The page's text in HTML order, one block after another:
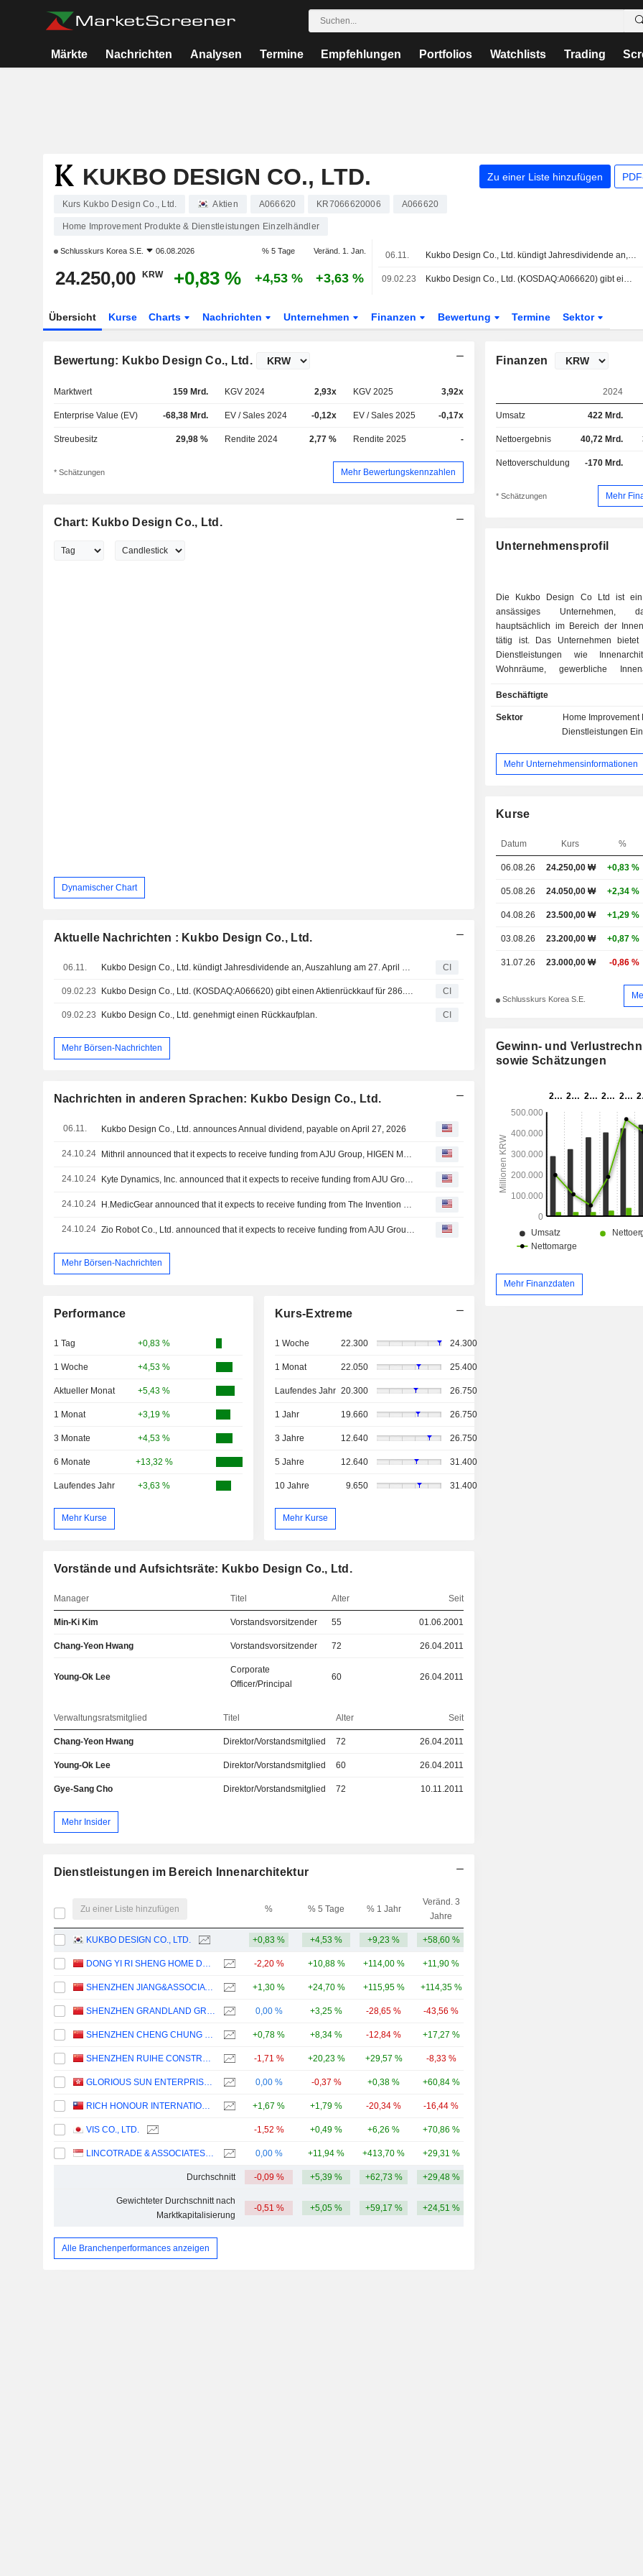
Märkte Nachrichten Analysen Termine Empfehlungen Portfolios Watchlists Trading
KUKBO DESIGN CO., LTD. Zu einer Liste hinzufügen
Kurs Kukbo Design Co., Ltd. Aktien A066620 KR7066620006 A066620
Home Improvement Produkte & Dienstleistungen Einzelhändler
Schlusskurs Korea S.E. 06.08.2026 % 5 Tage Veränd. 1. Jan.
24.250,00 KRW +0,83 % +4,53 % +3,63 %
06.11. Kukbo Design Co., Ltd. kündigt Jahresdividende an, Auszahlung am 27. April 2026
09.02.23 Kukbo Design Co., Ltd. (KOSDAQ:A066620) gibt einen Aktienrückkauf für 286.205 Aktien bekannt.
Übersicht Kurse Charts Nachrichten Unternehmen Finanzen Bewertung Termine Sektor
Bewertung: Kukbo Design Co., Ltd.
Marktwert 159 Mrd. KGV 2024 2,93x KGV 2025 3,92x
Enterprise Value (EV) -68,38 Mrd. EV / Sales 2024 -0,12x EV / Sales 2025 -0,17x
Streubesitz 29,98 % Rendite 2024 2,77 % Rendite 2025 -
* Schätzungen Mehr Bewertungskennzahlen
Chart: Kukbo Design Co., Ltd.
Dynamischer Chart
Aktuelle Nachrichten : Kukbo Design Co., Ltd.
06.11. Kukbo Design Co., Ltd. kündigt Jahresdividende an, Auszahlung am 27. April 2026 CI
09.02.23 Kukbo Design Co., Ltd. (KOSDAQ:A066620) gibt einen Aktienrückkauf für 286.205 Aktien bekannt. CI
09.02.23 Kukbo Design Co., Ltd. genehmigt einen Rückkaufplan. CI
Mehr Börsen-Nachrichten
Nachrichten in anderen Sprachen: Kukbo Design Co., Ltd.
06.11. Kukbo Design Co., Ltd. announces Annual dividend, payable on April 27, 2026
24.10.24
24.10.24
24.10.24
24.10.24
Mehr Börsen-Nachrichten
Performance
1 Tag +0,83 %
1 Woche +4,53 %
Aktueller Monat +5,43 %
1 Monat +3,19 %
3 Monate +4,53 %
6 Monate +13,32 %
Laufendes Jahr +3,63 %
Mehr Kurse
Kurs-Extreme
1 Woche 22.300 24.300
1 Monat 22.050 25.400
Laufendes Jahr 20.300 26.750
1 Jahr 19.660 26.750
3 Jahre 12.640 26.750
5 Jahre 12.640 31.400
10 Jahre 9.650 31.400
Mehr Kurse
Vorstände und Aufsichtsräte: Kukbo Design Co., Ltd.
Manager Titel Alter Seit
Min-Ki Kim Vorstandsvorsitzender 55 01.06.2001
Chang-Yeon Hwang Vorstandsvorsitzender 72 26.04.2011
Young-Ok Lee
Corporate
Officer/Principal
60 26.04.2011
Verwaltungsratsmitglied Titel Alter Seit
Chang-Yeon Hwang Direktor/Vorstandsmitglied 72 26.04.2011
Young-Ok Lee Direktor/Vorstandsmitglied 60 26.04.2011
Gye-Sang Cho Direktor/Vorstandsmitglied 72 10.11.2011
Mehr Insider
Dienstleistungen im Bereich Innenarchitektur
Zu einer Liste hinzufügen % % 5 Tage % 1 Jahr
Veränd. 3
Jahre
KUKBO DESIGN CO., LTD. +0,83 % +4,53 % +9,23 % +58,60 %
DONG YI RI SHENG HOME DECORATION GROUP CO.,LTD. -2,20 % +10,88 % +114,00 % +11,90 %
SHENZHEN JIANG&ASSOCIATES CREATIVE DESIGN CO., LTD. +1,30 % +24,70 % +115,95 % +114,35 %
SHENZHEN GRANDLAND GROUP CO., LTD. 0,00 % +3,25 % -28,65 % -43,56 %
SHENZHEN CHENG CHUNG DESIGN CO., LTD. +0,78 % +8,34 % -12,84 % +17,27 %
SHENZHEN RUIHE CONSTRUCTION DECORATION CO., LTD. -1,71 % +20,23 % +29,57 % -8,33 %
GLORIOUS SUN ENTERPRISES LIMITED 0,00 % -0,37 % +0,38 % +60,84 %
RICH HONOUR INTERNATIONAL DESIGNS CO., LTD. +1,67 % +1,79 % -20,34 % -16,44 %
VIS CO., LTD. -1,52 % +0,49 % +6,26 % +70,86 %
LINCOTRADE & ASSOCIATES HOLDINGS LIMITED 0,00 % +11,94 % +413,70 % +29,31 %
Durchschnitt -0,09 % +5,39 % +62,73 % +29,48 %
Gewichteter Durchschnitt nach
Marktkapitalisierung
-0,51 % +5,05 % +59,17 % +24,51 %
Alle Branchenperformances anzeigen
Finanzen
2024
Umsatz 422 Mrd.
Nettoergebnis 40,72 Mrd.
Nettoverschuldung -170 Mrd.
* Schätzungen Mehr
Unternehmensprofil
Die Kukbo Design Co Ltd ist
ansässiges Unternehmen,
hauptsächlich im Bereich der
tätig ist. Das Unternehmen
Dienstleistungen wie
Wohnräume, gewerbliche
Freizeitinnenarchitektur sowie
für nationale Infrastrukturprojekte
hinaus umfasst das
Krankenhäuser,
Kunstgalerien und
Beschäftigte
Sektor
Home Improvement
Dienstleistungen
Mehr Unternehmensinformationen
Kurse
Datum Kurs %
06.08.26 24.250,00 ₩ +0,83 %
05.08.26 24.050,00 ₩ +2,34 %
04.08.26 23.500,00 ₩ +1,29 %
03.08.26 23.200,00 ₩ +0,87 %
31.07.26 23.000,00 ₩ -0,86 %
Schlusskurs Korea S.E.
Gewinn- und
sowie Schätzungen
Mehr Finanzdaten